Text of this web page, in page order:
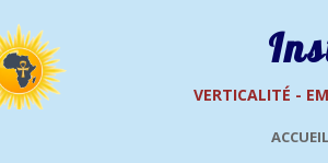
VERTICALITÉ -
ACCUEIL